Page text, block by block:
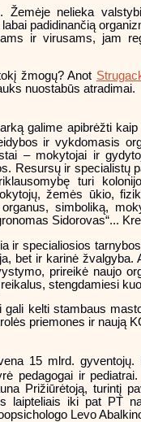
Žemėje nelieka
labai padidinančią
ir virusams, jam
žmogų? Anot
nuostabūs atradimai.
galime apibrėžti
ir vykdomasis
– mokytojai ir
Resursų ir
turi
žemės ūkio,
simboliką,
Sidorovas“...
ir specialiosios
bet ir karinė žvalgyba.
prireikė naujo
stengdamiesi
gali kelti stambaus
priemones ir naują
15 mlrd.
pedagogai ir
Prižiūrėtoją, turintį
laipteliais iki pat PT
Levo